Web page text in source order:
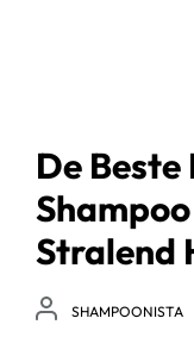
De
Stralend
SHAMPOONISTA